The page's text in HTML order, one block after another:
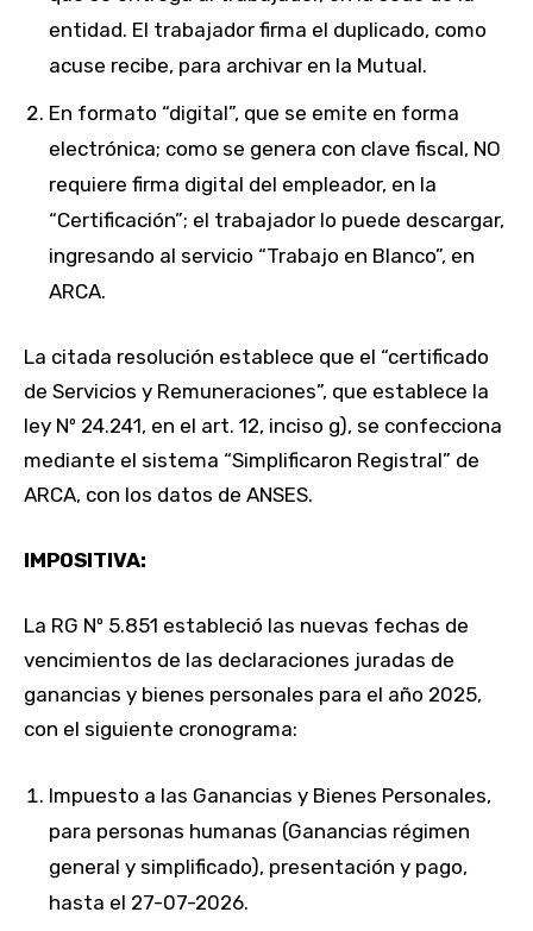
entidad. El trabajador firma el duplicado, como
acuse recibe, para archivar en la Mutual.
En formato “digital”, que se emite en forma
electrónica; como se genera con clave fiscal, NO
requiere firma digital del empleador, en la
“Certificación”; el trabajador lo puede descargar,
ingresando al servicio “Trabajo en Blanco”, en
ARCA.
La citada resolución establece que el “certificado
de Servicios y Remuneraciones”, que establece la
ley Nº 24.241, en el art. 12, inciso g), se confecciona
mediante el sistema “Simplificaron Registral” de
ARCA, con los datos de ANSES.
IMPOSITIVA:
La RG Nº 5.851 estableció las nuevas fechas de
vencimientos de las declaraciones juradas de
ganancias y bienes personales para el año 2025,
con el siguiente cronograma:
Impuesto a las Ganancias y Bienes Personales,
para personas humanas (Ganancias régimen
general y simplificado), presentación y pago,
hasta el 27-07-2026.